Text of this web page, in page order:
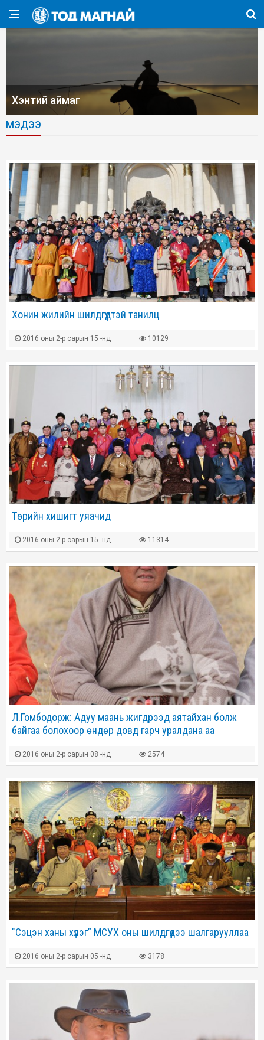
Хэнтий аймаг
МЭДЭЭ
Хонин жилийн шилдгүүдтэй танилц
2016 оны 2-р сарын 15 -нд 10129
Төрийн хишигт уяачид
2016 оны 2-р сарын 15 -нд 11314
Л.Гомбодорж: Адуу маань жигдрээд аятайхан болж
байгаа болохоор өндөр довд гарч уралдана аа
2016 оны 2-р сарын 08 -нд 2574
"Сэцэн ханы хүлэг” МСУХ оны шилдгүүдээ шалгарууллаа
2016 оны 2-р сарын 05 -нд 3178